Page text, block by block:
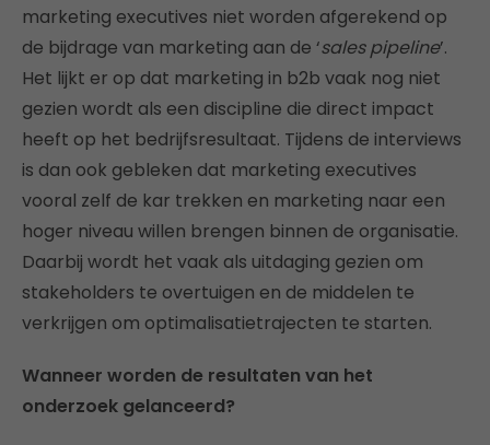
marketing executives niet worden afgerekend op
de bijdrage van marketing aan de ‘sales pipeline’.
Het lijkt er op dat marketing in b2b vaak nog niet
gezien wordt als een discipline die direct impact
heeft op het bedrijfsresultaat. Tijdens de interviews
is dan ook gebleken dat marketing executives
vooral zelf de kar trekken en marketing naar een
hoger niveau willen brengen binnen de organisatie.
Daarbij wordt het vaak als uitdaging gezien om
stakeholders te overtuigen en de middelen te
verkrijgen om optimalisatietrajecten te starten.
Wanneer worden de resultaten van het
onderzoek gelanceerd?